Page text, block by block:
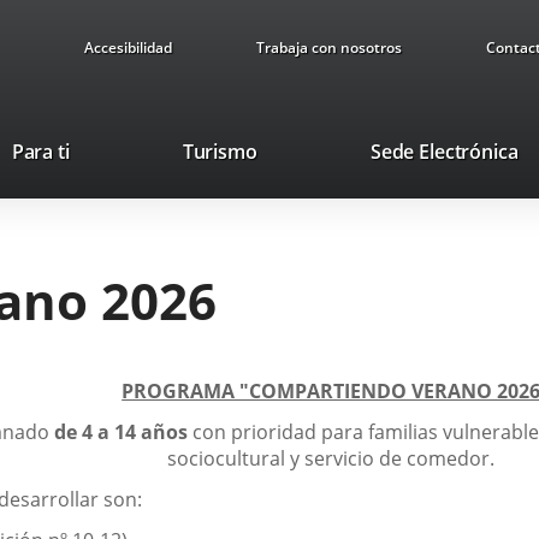
Accesibilidad Trabaja con nosotros
Para ti TurismoEste
se
Sede Electrónica
2026
PROGRAMA "COMPARTIENDO VERANO 2026
de 4 a 14 años con prioridad para familias
sociocultural y servicio de comedor.
son: